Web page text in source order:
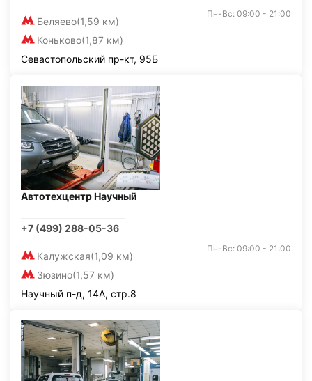
Беляево(1,59 км)
Коньково(1,87 км)
Пн-Вс: 09:00 - 21:00
Севастопольский пр-кт, 95Б
Автотехцентр Научный
+7 (499) 288-05-36
Калужская(1,09 км)
Зюзино(1,57 км)
Пн-Вс: 09:00 - 21:00
Научный п-д, 14А, стр.8